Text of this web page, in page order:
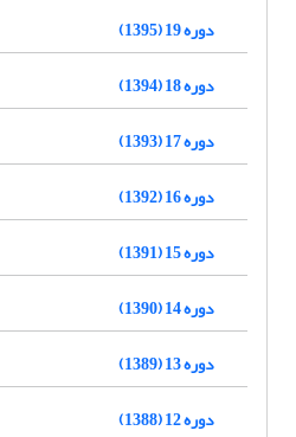
دوره 19 (1395)
دوره 18 (1394)
دوره 17 (1393)
دوره 16 (1392)
دوره 15 (1391)
دوره 14 (1390)
دوره 13 (1389)
دوره 12 (1388)